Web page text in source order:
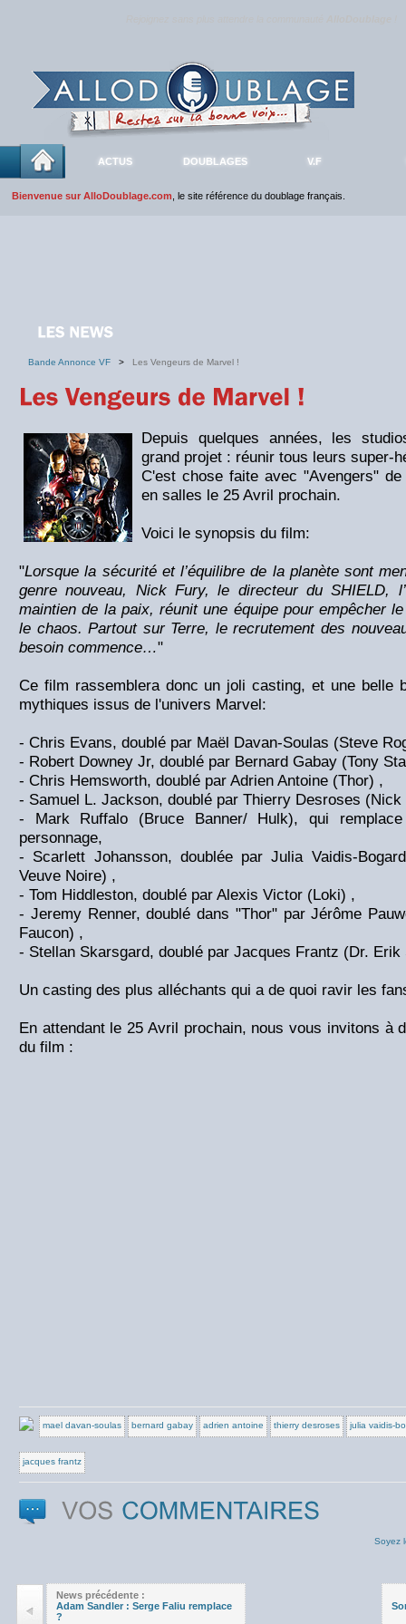
ACTUS DOUBLAGES V.F
Bienvenue sur AlloDoublage.com , le site référence du doublage français.
Bande Annonce VF > Les Vengeurs de Marvel !
Depuis quelques années, les
grand projet : réunir tous leurs super-
C'est chose faite avec "Avengers"
en salles le 25 Avril prochain.
Voici le synopsis du film:
"Lorsque la sécurité et l’équilibre de la planète sont
genre nouveau, Nick Fury, le directeur du SHIELD,
maintien de la paix, réunit une équipe pour empêcher
le chaos. Partout sur Terre, le recrutement des
besoin commence…"
Ce film rassemblera donc un joli casting, et une belle
mythiques issus de l'univers Marvel:
- Chris Evans, doublé par Maël Davan-Soulas (Steve
- Robert Downey Jr, doublé par Bernard Gabay (Tony
- Chris Hemsworth, doublé par Adrien Antoine (Thor) ,
- Samuel L. Jackson, doublé par Thierry Desroses
- Mark Ruffalo (Bruce Banner/ Hulk), qui
personnage,
- Scarlett Johansson, doublée par Julia Vaidis-
Veuve Noire) ,
- Tom Hiddleston, doublé par Alexis Victor (Loki) ,
- Jeremy Renner, doublé dans "Thor" par Jérôme
Faucon) ,
- Stellan Skarsgard, doublé par Jacques Frantz (Dr. Erik
Un casting des plus alléchants qui a de quoi ravir les
En attendant le 25 Avril prochain, nous vous invitons à
du film :
mael davan-soulas bernard gabay adrien antoine thierry desroses julia vaidis-
jacques frantz
Soyez
News précédente :
Adam Sandler : Serge Faliu remplace
?